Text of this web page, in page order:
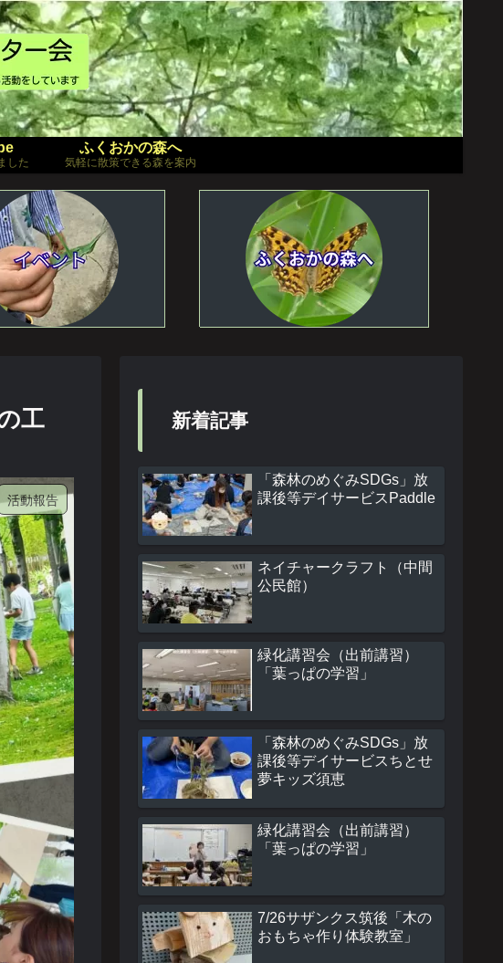
した
ふくおかの森へ
気軽に散策できる森を案内
工
活動報告
新着記事
「森林のめぐみSDGs」放
課後等デイサービスPaddle
ネイチャークラフト（中間
公民館）
緑化講習会（出前講習）
「葉っぱの学習」
「森林のめぐみSDGs」放
課後等デイサービスちとせ
夢キッズ須恵
緑化講習会（出前講習）
「葉っぱの学習」
7/26サザンクス筑後「木の
おもちゃ作り体験教室」